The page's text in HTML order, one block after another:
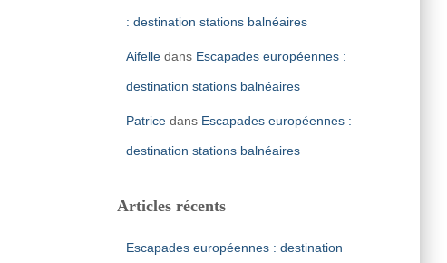
: destination stations balnéaires
Aifelledans Escapades européennes :
destination stations balnéaires
Patricedans Escapades européennes :
destination stations balnéaires
Articles récents
Escapades européennes : destination